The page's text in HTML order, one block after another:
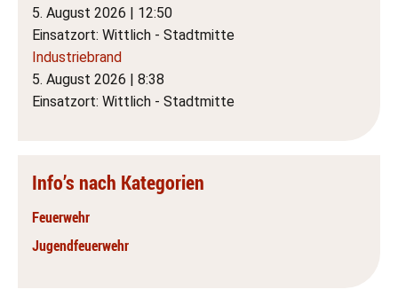
5. August 2026 | 12:50
Einsatzort: Wittlich - Stadtmitte
Industriebrand
5. August 2026 | 8:38
Einsatzort: Wittlich - Stadtmitte
Info’s nach Kategorien
Feuerwehr
Jugendfeuerwehr